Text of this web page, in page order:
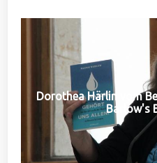
Dorothea Härlin vom
Barlow's